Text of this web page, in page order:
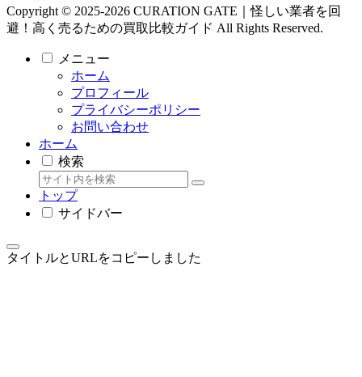
Copyright © 2025-2026 CURATION GATE｜怪しい業者を回
避！高く売るための買取比較ガイド All Rights Reserved.
メニュー
ホーム
プロフィール
プライバシーポリシー
お問い合わせ
ホーム
検索
トップ
サイドバー
タイトルとURLをコピーしました